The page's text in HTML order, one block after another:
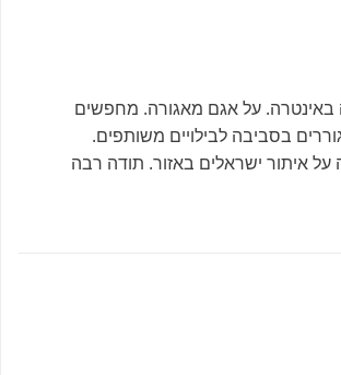
באינטרה. על אגם מאגורה. מחפשים
בסביבה לבילויים משותפים.
איתור ישראלים באזור. תודה רבה